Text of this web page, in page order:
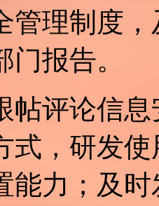
管理制度
报告。
帖评论信
式，研发
能力；及